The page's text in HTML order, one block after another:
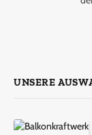
UNSERE